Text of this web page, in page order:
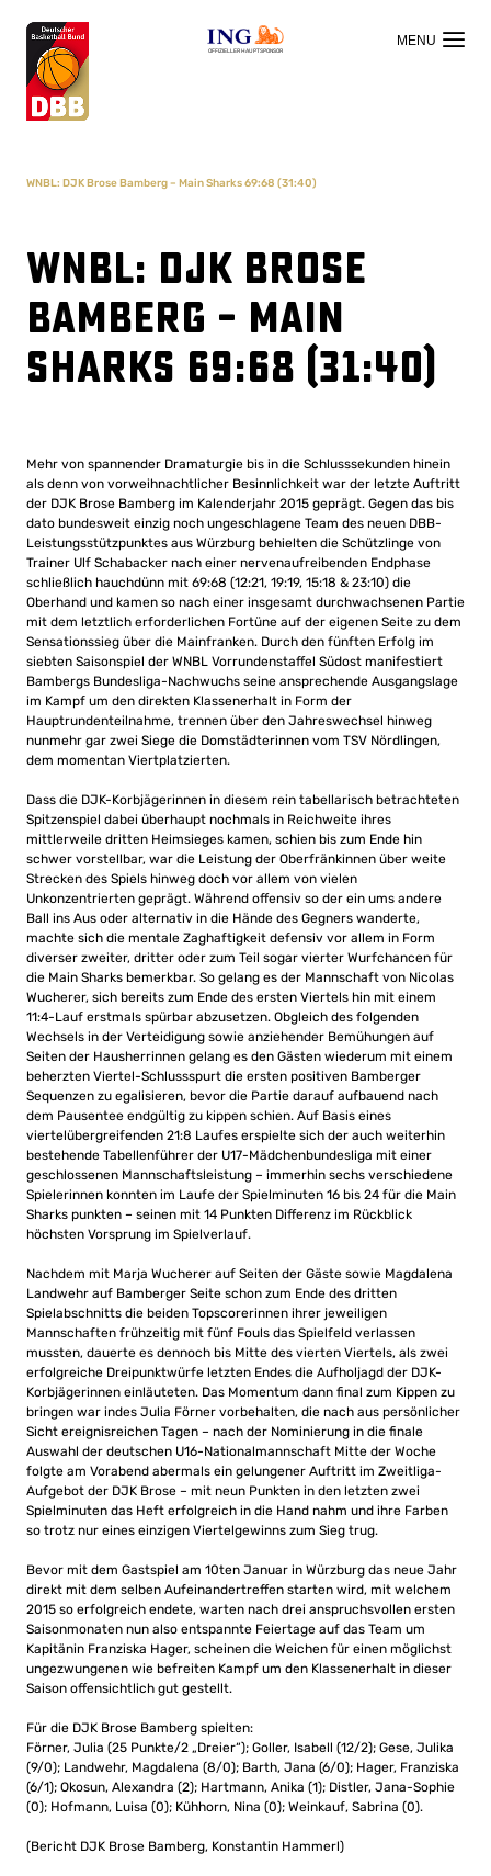
OFFIZIELLER HAUPTSPONSOR
WNBL: DJK Brose Bamberg – Main Sharks 69:68 (31:40)
WNBL: DJK Brose
Bamberg – Main
Sharks 69:68 (31:40)
Mehr von spannender Dramaturgie bis in die Schlusssekunden hinein
als denn von vorweihnachtlicher Besinnlichkeit war der letzte Auftritt
der DJK Brose Bamberg im Kalenderjahr 2015 geprägt. Gegen das bis
dato bundesweit einzig noch ungeschlagene Team des neuen DBB-
Leistungsstützpunktes aus Würzburg behielten die Schützlinge von
Trainer Ulf Schabacker nach einer nervenaufreibenden Endphase
schließlich hauchdünn mit 69:68 (12:21, 19:19, 15:18 & 23:10) die
Oberhand und kamen so nach einer insgesamt durchwachsenen Partie
mit dem letztlich erforderlichen Fortüne auf der eigenen Seite zu dem
Sensationssieg über die Mainfranken. Durch den fünften Erfolg im
siebten Saisonspiel der WNBL Vorrundenstaffel Südost manifestiert
Bambergs Bundesliga-Nachwuchs seine ansprechende Ausgangslage
im Kampf um den direkten Klassenerhalt in Form der
Hauptrundenteilnahme, trennen über den Jahreswechsel hinweg
nunmehr gar zwei Siege die Domstädterinnen vom TSV Nördlingen,
dem momentan Viertplatzierten.
Dass die DJK-Korbjägerinnen in diesem rein tabellarisch betrachteten
Spitzenspiel dabei überhaupt nochmals in Reichweite ihres
mittlerweile dritten Heimsieges kamen, schien bis zum Ende hin
schwer vorstellbar, war die Leistung der Oberfränkinnen über weite
Strecken des Spiels hinweg doch vor allem von vielen
Unkonzentrierten geprägt. Während offensiv so der ein ums andere
Ball ins Aus oder alternativ in die Hände des Gegners wanderte,
machte sich die mentale Zaghaftigkeit defensiv vor allem in Form
diverser zweiter, dritter oder zum Teil sogar vierter Wurfchancen für
die Main Sharks bemerkbar. So gelang es der Mannschaft von Nicolas
Wucherer, sich bereits zum Ende des ersten Viertels hin mit einem
11:4-Lauf erstmals spürbar abzusetzen. Obgleich des folgenden
Wechsels in der Verteidigung sowie anziehender Bemühungen auf
Seiten der Hausherrinnen gelang es den Gästen wiederum mit einem
beherzten Viertel-Schlussspurt die ersten positiven Bamberger
Sequenzen zu egalisieren, bevor die Partie darauf aufbauend nach
dem Pausentee endgültig zu kippen schien. Auf Basis eines
viertelübergreifenden 21:8 Laufes erspielte sich der auch weiterhin
bestehende Tabellenführer der U17-Mädchenbundesliga mit einer
geschlossenen Mannschaftsleistung – immerhin sechs verschiedene
Spielerinnen konnten im Laufe der Spielminuten 16 bis 24 für die Main
Sharks punkten – seinen mit 14 Punkten Differenz im Rückblick
höchsten Vorsprung im Spielverlauf.
Nachdem mit Marja Wucherer auf Seiten der Gäste sowie Magdalena
Landwehr auf Bamberger Seite schon zum Ende des dritten
Spielabschnitts die beiden Topscorerinnen ihrer jeweiligen
Mannschaften frühzeitig mit fünf Fouls das Spielfeld verlassen
mussten, dauerte es dennoch bis Mitte des vierten Viertels, als zwei
erfolgreiche Dreipunktwürfe letzten Endes die Aufholjagd der DJK-
Korbjägerinnen einläuteten. Das Momentum dann final zum Kippen zu
bringen war indes Julia Förner vorbehalten, die nach aus persönlicher
Sicht ereignisreichen Tagen – nach der Nominierung in die finale
Auswahl der deutschen U16-Nationalmannschaft Mitte der Woche
folgte am Vorabend abermals ein gelungener Auftritt im Zweitliga-
Aufgebot der DJK Brose – mit neun Punkten in den letzten zwei
Spielminuten das Heft erfolgreich in die Hand nahm und ihre Farben
so trotz nur eines einzigen Viertelgewinns zum Sieg trug.
Bevor mit dem Gastspiel am 10ten Januar in Würzburg das neue Jahr
direkt mit dem selben Aufeinandertreffen starten wird, mit welchem
2015 so erfolgreich endete, warten nach drei anspruchsvollen ersten
Saisonmonaten nun also entspannte Feiertage auf das Team um
Kapitänin Franziska Hager, scheinen die Weichen für einen möglichst
ungezwungenen wie befreiten Kampf um den Klassenerhalt in dieser
Saison offensichtlich gut gestellt.
Für die DJK Brose Bamberg spielten:
Förner, Julia (25 Punkte/2 „Dreier“); Goller, Isabell (12/2); Gese, Julika
(9/0); Landwehr, Magdalena (8/0); Barth, Jana (6/0); Hager, Franziska
(6/1); Okosun, Alexandra (2); Hartmann, Anika (1); Distler, Jana-Sophie
(0); Hofmann, Luisa (0); Kühhorn, Nina (0); Weinkauf, Sabrina (0).
(Bericht DJK Brose Bamberg, Konstantin Hammerl)